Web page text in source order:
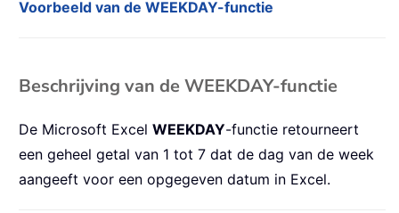
Voorbeeld van de WEEKDAY-functie
Beschrijving van de WEEKDAY-functie
De Microsoft Excel WEEKDAY-functie retourneert
een geheel getal van 1 tot 7 dat de dag van de week
aangeeft voor een opgegeven datum in Excel.